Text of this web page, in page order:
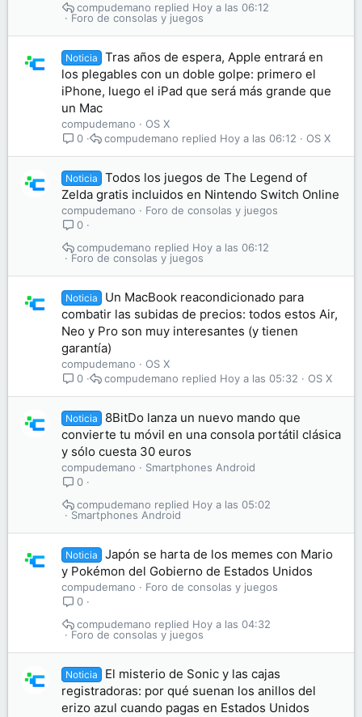
Foro de consolas y juegos
Hoy a las 06:12
compudemano
Noticia
Tras años de espera, Apple entrará en
los plegables con un doble golpe: primero el
iPhone, luego el iPad que será más grande que
un Mac
compudemano
OS X
0
OS X
Hoy a las 06:12
compudemano
Noticia
Todos los juegos de The Legend of
Zelda gratis incluidos en Nintendo Switch Online
compudemano
Foro de consolas y juegos
0
Foro de consolas y juegos
Hoy a las 06:12
compudemano
Noticia
Un MacBook reacondicionado para
combatir las subidas de precios: todos estos Air,
Neo y Pro son muy interesantes (y tienen
garantía)
compudemano
OS X
0
OS X
Hoy a las 05:32
compudemano
Noticia
8BitDo lanza un nuevo mando que
convierte tu móvil en una consola portátil clásica
y sólo cuesta 30 euros
compudemano
Smartphones Android
0
Smartphones Android
Hoy a las 05:02
compudemano
Noticia
Japón se harta de los memes con Mario
y Pokémon del Gobierno de Estados Unidos
compudemano
Foro de consolas y juegos
0
Foro de consolas y juegos
Hoy a las 04:32
compudemano
Noticia
El misterio de Sonic y las cajas
registradoras: por qué suenan los anillos del
erizo azul cuando pagas en Estados Unidos